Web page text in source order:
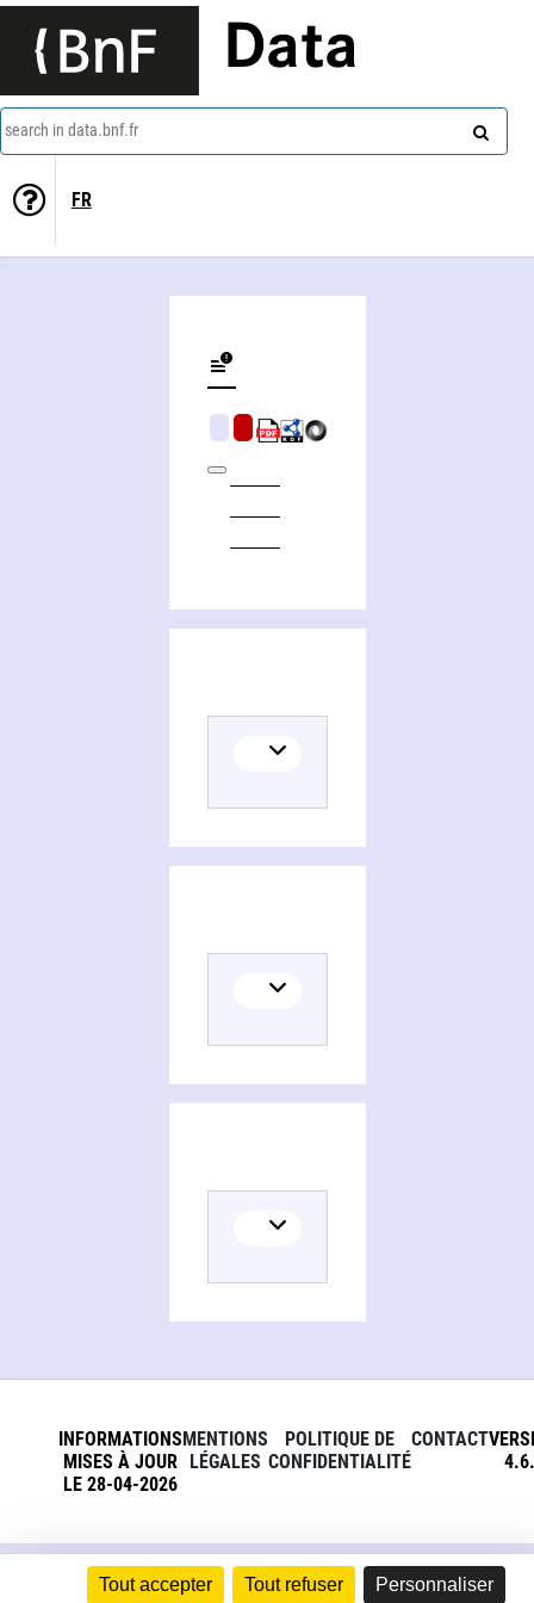
Tout accepter Tout refuser Personnaliser
Data
search in data.bnf.fr
FR
INFORMATIONS
MISES À JOUR
LE 28-04-2026
MENTIONS
LÉGALES
POLITIQUE DE
CONFIDENTIALITÉ
CONTACT